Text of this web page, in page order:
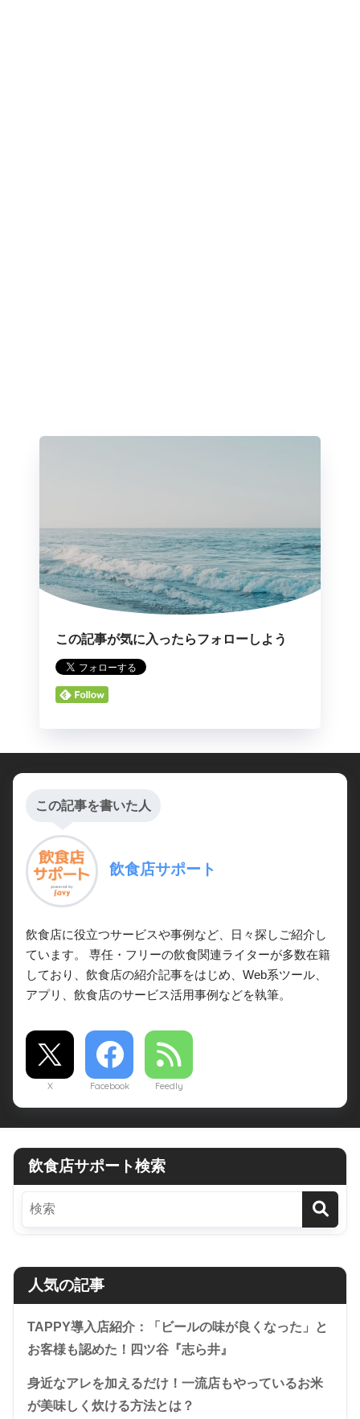
この記事が気に入ったらフォローしよう
この記事を書いた人
飲食店サポート
飲食店に役立つサービスや事例など、日々探しご紹介し
ています。 専任・フリーの飲食関連ライターが多数在籍
しており、飲食店の紹介記事をはじめ、Web系ツール、
アプリ、飲食店のサービス活用事例などを執筆。
X Facebook Feedly
飲食店サポート検索
人気の記事
TAPPY導入店紹介：「ビールの味が良くなった」と
お客様も認めた！四ツ谷『志ら井』
身近なアレを加えるだけ！一流店もやっているお米
が美味しく炊ける方法とは？